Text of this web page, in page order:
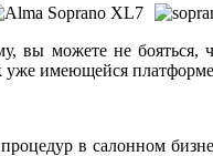
можете не бояться,
имеющейся
в салонном